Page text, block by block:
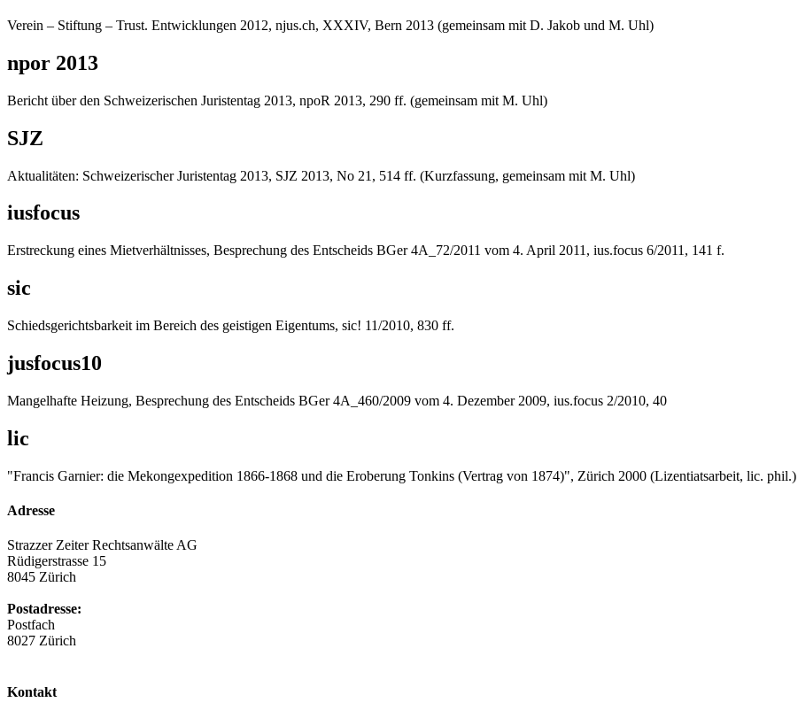
Verein – Stiftung – Trust. Entwicklungen 2012, njus.ch, XXXIV, Bern 2013 (gemeinsam mit D. Jakob und M. Uhl)
npor 2013
Bericht über den Schweizerischen Juristentag 2013, npoR 2013, 290 ff. (gemeinsam mit M. Uhl)
SJZ
Aktualitäten: Schweizerischer Juristentag 2013, SJZ 2013, No 21, 514 ff. (Kurzfassung, gemeinsam mit M. Uhl)
iusfocus
Erstreckung eines Mietverhältnisses, Besprechung des Entscheids BGer 4A_72/2011 vom 4. April 2011, ius.focus 6/2011, 141 f.
sic
Schiedsgerichtsbarkeit im Bereich des geistigen Eigentums, sic! 11/2010, 830 ff.
jusfocus10
Mangelhafte Heizung, Besprechung des Entscheids BGer 4A_460/2009 vom 4. Dezember 2009, ius.focus 2/2010, 40
lic
"Francis Garnier: die Mekongexpedition 1866-1868 und die Eroberung Tonkins (Vertrag von 1874)", Zürich 2000 (Lizentiatsarbeit, lic. phil.)
Adresse
Strazzer Zeiter Rechtsanwälte AG
Rüdigerstrasse 15
8045 Zürich
Postadresse:
Postfach
8027 Zürich
Kontakt